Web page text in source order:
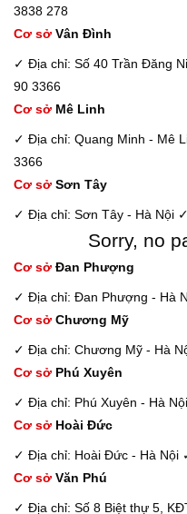
3838 278
Cơ sở Vân Đình
✓ Địa chỉ: Số 40 Trần Đăng
90 3366
Cơ sở Mê Linh
✓ Địa chỉ: Quang Minh - Mê
3366
Cơ sở Sơn Tây
✓ Địa chỉ: Sơn Tây - Hà Nội
Sorry, no
Cơ sở Đan Phượng
✓ Địa chỉ: Đan Phượng - Hà
Cơ sở Chương Mỹ
✓ Địa chỉ: Chương Mỹ - Hà
Cơ sở Phú Xuyên
✓ Địa chỉ: Phú Xuyên - Hà Nội
Cơ sở Hoài Đức
✓ Địa chỉ: Hoài Đức - Hà Nội
Cơ sở Văn Phú
✓ Địa chỉ: Số 8 Biệt thự 5,